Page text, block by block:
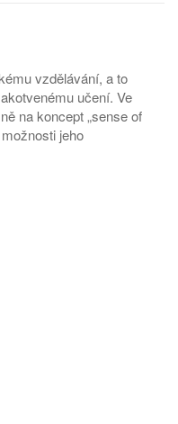
vzdělávání, a to
učení. Ve
na koncept „sense of
jeho